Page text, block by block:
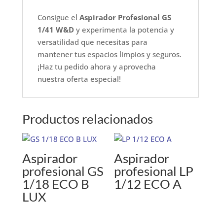
Consigue el Aspirador Profesional GS
1/41 W&Dy experimenta la potencia y
versatilidad que necesitas para
mantener tus espacios limpios y seguros.
¡Haz tu pedido ahora y aprovecha
nuestra oferta especial!
Productos relacionados
Aspirador
profesional GS
1/18 ECO B
LUX
Aspirador
profesional LP
1/12 ECO A